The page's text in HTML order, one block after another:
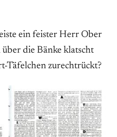
ein feister Herr Ober
die Bänke klatscht
Täfelchen zurechtrückt?